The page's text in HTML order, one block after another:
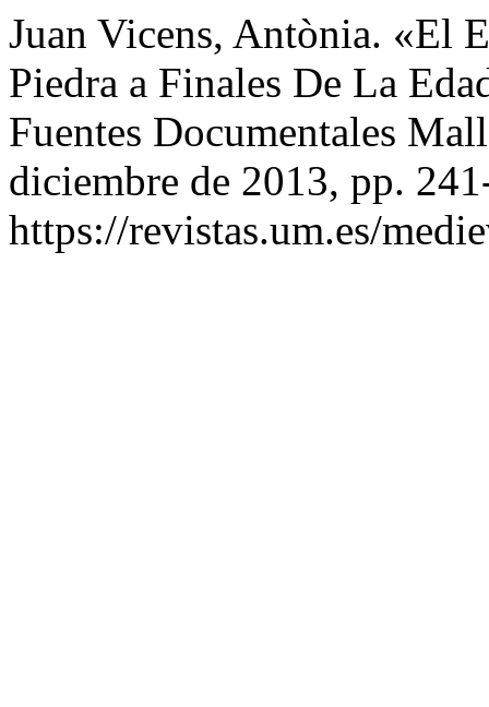
Juan Vicens, Antònia. «El
Piedra a Finales De La
Fuentes Documentales
diciembre de 2013, pp.
https://revistas.um.es/